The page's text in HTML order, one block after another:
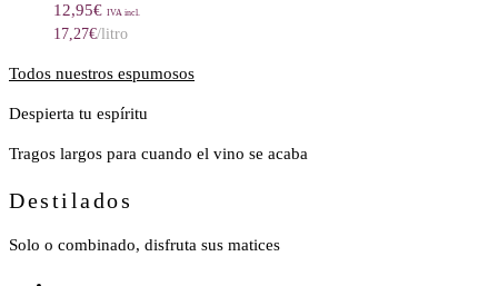
12,95€ IVA incl.
17,27€/litro
Todos nuestros espumosos
Despierta tu espíritu
Tragos largos para cuando el vino se acaba
Destilados
Solo o combinado, disfruta sus matices